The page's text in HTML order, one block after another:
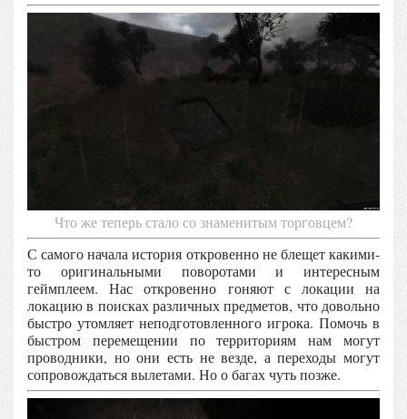
Что же теперь стало со знаменитым торговцем?
С самого начала история откровенно не блещет какими-
то оригинальными поворотами и интересным
геймплеем. Нас откровенно гоняют с локации на
локацию в поисках различных предметов, что довольно
быстро утомляет неподготовленного игрока. Помочь в
быстром перемещении по территориям нам могут
проводники, но они есть не везде, а переходы могут
сопровождаться вылетами. Но о багах чуть позже.